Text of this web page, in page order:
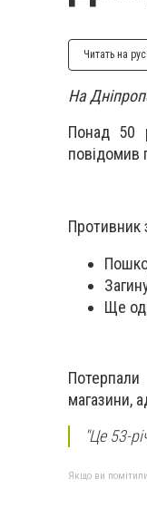
Читать на
На
Понад 50
повідомив
Противник
Ще
магазини,
"Це 53-
Якщо ви помітили